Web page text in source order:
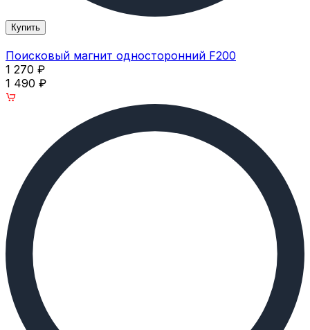
Купить
Поисковый магнит односторонний F200
1 270 ₽
1 490 ₽